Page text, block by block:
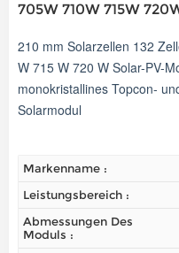
705W 710W 715W
210 mm Solarzellen 132
W 715 W 720 W Solar-PV-
monokristallines Topcon-
Solarmodul
Markenname :
Leistungsbereich :
Abmessungen Des
Moduls :